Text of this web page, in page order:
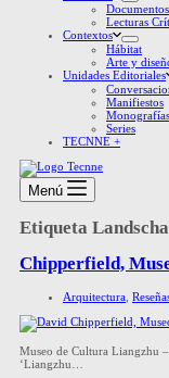
Documentos
Lecturas
Contextos
Hábitat
Arte y
Unidades Editoriales
Manifiestos
Monografías
Series
TECNNE +
Menú
Etiqueta
Chipperfield,
Arquitectura
Museo de Cultura Liangzhu
‘Liangzhu…